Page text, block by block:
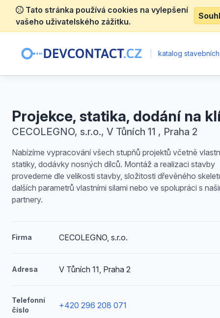
Tato stránka používá cookies na vylepšení
vašeho uživatelského zážitku.
katalog
Projekce, statika, dodání na
CECOLEGNO, s.r.o., V Tůních 11 , Praha 2
Nabízíme vypracování všech stupňů projektů včetně
statiky, dodávky nosných dílců. Montáž a realizaci stavby
provedeme dle velikosti stavby, složitosti dřevěného
dalších parametrů vlastními silami nebo ve spolupráci s
partnery.
Firma CECOLEGNO, s.r.o.
Adresa V Tůních 11, Praha 2
Telefonní
číslo
+420 296 208 071